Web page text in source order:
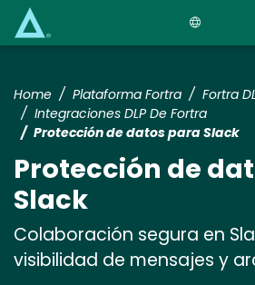
Home Plataforma Fortra
Fortra
Integraciones DLP De Fortra
Protección de datos para Slack
Protección de
Slack
Colaboración segura en
visibilidad de mensajes y